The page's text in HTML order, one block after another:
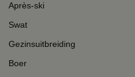
Après-ski
Swat
Gezinsuitbreiding
Boer